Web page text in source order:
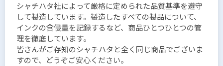
シャチハタ社によって厳格に定められた品質基準を遵守
して製造しています。製造したすべての製品について、
インクの含侵量を記録するなど、商品ひとつひとつの管
理を徹底しています。
皆さんがご存知のシャチハタと全く同じ商品でございま
すので、どうぞご安心ください。